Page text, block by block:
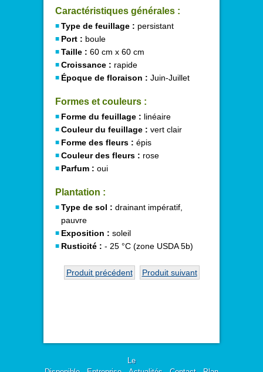
Caractéristiques générales :
Type de feuillage : persistant
Port : boule
Taille : 60 cm x 60 cm
Croissance : rapide
Époque de floraison : Juin-Juillet
Formes et couleurs :
Forme du feuillage : linéaire
Couleur du feuillage : vert clair
Forme des fleurs : épis
Couleur des fleurs : rose
Parfum : oui
Plantation :
Type de sol : drainant impératif,
pauvre
Exposition : soleil
Rusticité : - 25 °C (zone USDA 5b)
Produit précédent Produit suivant
Le